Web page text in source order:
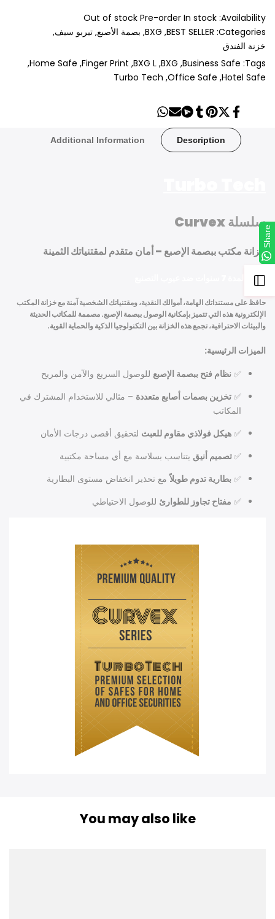
Sidebar
Availability:
In stock
Pre-order
Out of stock
Categories:
BEST SELLER
BXG بصمة الأصبع تيربو سيف
خزنة الفندق
Tags:
Business Safe
BXG
BXG L
Finger Print
Home Safe
Hotel Safe
Office Safe
Turbo Tech
Share
Facebook
Tweet
Twitter
Pin
Pinterest
Share
Tumblr
Share
Telegram
Send
Mail
Share
Whatsapp
Description
Additional Information
سلسلة Curvex
خزانة مكتب ببصمة الإصبع – أمان متقدم لمقتنياتك الثمينة
ضمان لمدة 7 سنوات
حافظ على مستنداتك الهامة، أموالك النقدية، ومقتنياتك الشخصية آمنة معخزانة المكتب
الإلكترونية هذه التي تتميز بإمكانية الوصول ببصمة الإصبع. مصممة للمكاتب الحديثة
والبيئات الاحترافية، تجمع هذه الخزانة بين التكنولوجيا الذكية والحماية القوية.
الميزات الرئيسية:
✅ نظام فتح ببصمة الإصبع للوصول السريع والآمن والمريح
✅ تخزين بصمات أصابع متعددة – مثالي للاستخدام المشترك في
المكاتب
✅ هيكل فولاذي مقاوم للعبث لتحقيق أقصى درجات الأمان
✅تصميم أنيق يتناسب بسلاسة مع أي مساحة مكتبية
✅ بطارية تدوم طويلاًمع تحذير انخفاض مستوى البطارية
✅ مفتاح تجاوز للطوارئ للوصول الاحتياطي
You may also like
Share
Share